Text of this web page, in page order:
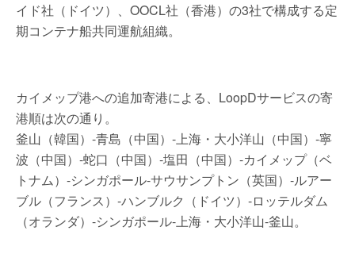
イド社（ドイツ）、OOCL社（香港）の3社で構成する定
期コンテナ船共同運航組織。
カイメップ港への追加寄港による、LoopDサービスの寄
港順は次の通り。
釜山（韓国）-青島（中国）-上海・大小洋山（中国）-寧
波（中国）-蛇口（中国）-塩田（中国）-カイメップ（ベ
トナム）-シンガポール-サウサンプトン（英国）-ルアー
ブル（フランス）-ハンブルク（ドイツ）-ロッテルダム
（オランダ）-シンガポール-上海・大小洋山-釜山。